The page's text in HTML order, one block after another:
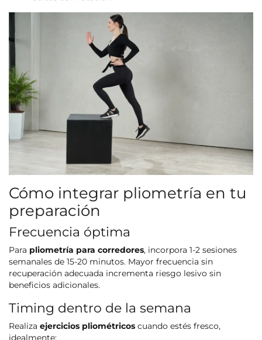
Cómo integrar pliometría en tu
preparación
Frecuencia óptima
Para pliometría para corredores, incorpora 1-2 sesiones
semanales de 15-20 minutos. Mayor frecuencia sin
recuperación adecuada incrementa riesgo lesivo sin
beneficios adicionales.
Timing dentro de la semana
Realiza ejercicios pliométricos cuando estés fresco,
idealmente: